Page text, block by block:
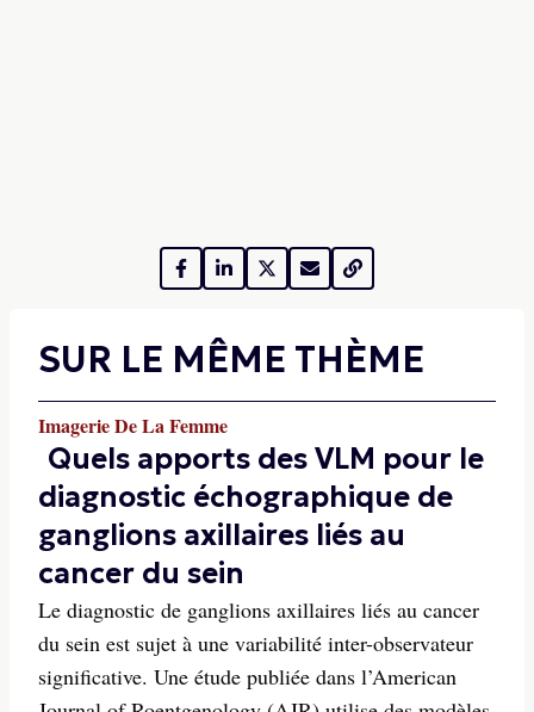
SUR LE MÊME THÈME
Imagerie De La Femme
Quels apports des VLM pour le
diagnostic échographique de
ganglions axillaires liés au
cancer du sein
Le diagnostic de ganglions axillaires liés au cancer
du sein est sujet à une variabilité inter-observateur
significative. Une étude publiée dans l’American